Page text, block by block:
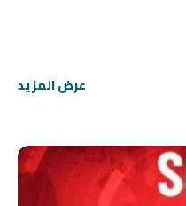
عرض المزيد